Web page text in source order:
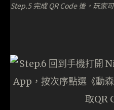
Step.5 完成 QR Code 後，玩家